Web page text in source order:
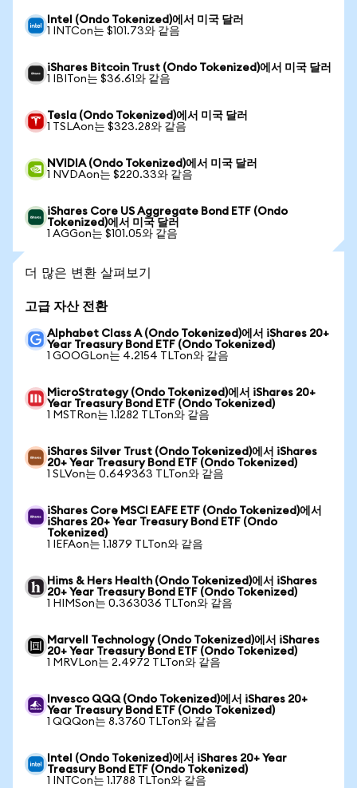
Intel (Ondo Tokenized)에서 미국 달러
1 INTCon는 $101.73와 같음
iShares Bitcoin Trust (Ondo Tokenized)에서 미국 달러
1 IBITon는 $36.61와 같음
Tesla (Ondo Tokenized)에서 미국 달러
1 TSLAon는 $323.28와 같음
NVIDIA (Ondo Tokenized)에서 미국 달러
1 NVDAon는 $220.33와 같음
iShares Core US Aggregate Bond ETF (Ondo
Tokenized)에서 미국 달러
1 AGGon는 $101.05와 같음
더 많은 변환 살펴보기
고급 자산 전환
Alphabet Class A (Ondo Tokenized)에서 iShares 20+
Year Treasury Bond ETF (Ondo Tokenized)
1 GOOGLon는 4.2154 TLTon와 같음
MicroStrategy (Ondo Tokenized)에서 iShares 20+
Year Treasury Bond ETF (Ondo Tokenized)
1 MSTRon는 1.1282 TLTon와 같음
iShares Silver Trust (Ondo Tokenized)에서 iShares
20+ Year Treasury Bond ETF (Ondo Tokenized)
1 SLVon는 0.649363 TLTon와 같음
iShares Core MSCI EAFE ETF (Ondo Tokenized)에서
iShares 20+ Year Treasury Bond ETF (Ondo
Tokenized)
1 IEFAon는 1.1879 TLTon와 같음
Hims & Hers Health (Ondo Tokenized)에서 iShares
20+ Year Treasury Bond ETF (Ondo Tokenized)
1 HIMSon는 0.363036 TLTon와 같음
Marvell Technology (Ondo Tokenized)에서 iShares
20+ Year Treasury Bond ETF (Ondo Tokenized)
1 MRVLon는 2.4972 TLTon와 같음
Invesco QQQ (Ondo Tokenized)에서 iShares 20+
Year Treasury Bond ETF (Ondo Tokenized)
1 QQQon는 8.3760 TLTon와 같음
Intel (Ondo Tokenized)에서 iShares 20+ Year
Treasury Bond ETF (Ondo Tokenized)
1 INTCon는 1.1788 TLTon와 같음